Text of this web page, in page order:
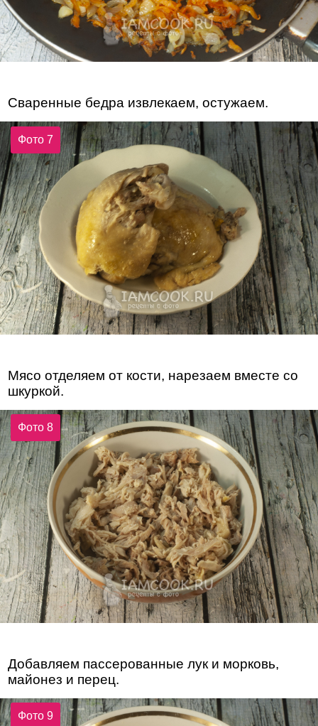
Сваренные бедра извлекаем, остужаем.
Фото 7
Мясо отделяем от кости, нарезаем вместе со
шкуркой.
Фото 8
Добавляем пассерованные лук и морковь,
майонез и перец.
Фото 9